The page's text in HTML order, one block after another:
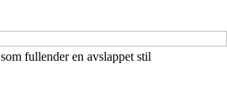
fullender en avslappet stil